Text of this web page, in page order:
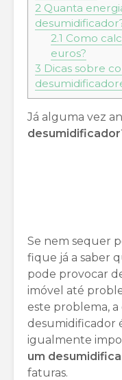
2 Quanta
2.1 Como
euros?
3 Dicas sobre
Já alguma vez
desumidificador
Se nem sequer
fique já a saber
pode provocar
imóvel até
este problema,
desumidificador
igualmente
um
faturas.